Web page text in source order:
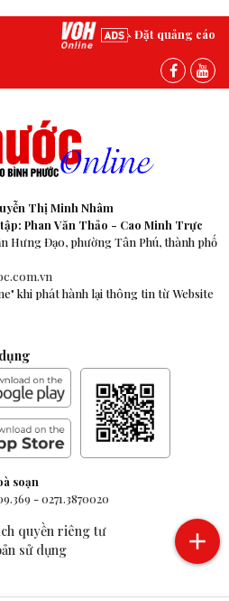
Đặt quảng cáo
Thị Minh Nhâm
Phan Văn Thảo - Cao Minh Trực
Hưng Đạo, phường Tân Phú, thành phố
khi phát hành lại thông tin từ Website
soạn
-0271.3870020
quyền riêng tư
sử dụng